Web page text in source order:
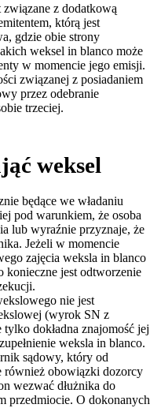
związane z dodatkową
którą jest
gdzie obie strony
weksel in blanco może
w momencie jego emisji.
związanej z posiadaniem
przez odebranie
trzeciej.
weksel
będące we władaniu
pod warunkiem, że osoba
lub wyraźnie przyznaje, że
Jeżeli w momencie
zajęcia weksla in blanco
konieczne jest odtworzenie
nie jest
(wyrok SN z
dokładna znajomość jej
weksla in blanco.
sądowy, który od
również obowiązki dozorcy
wezwać dłużnika do
przedmiocie. O dokonanych